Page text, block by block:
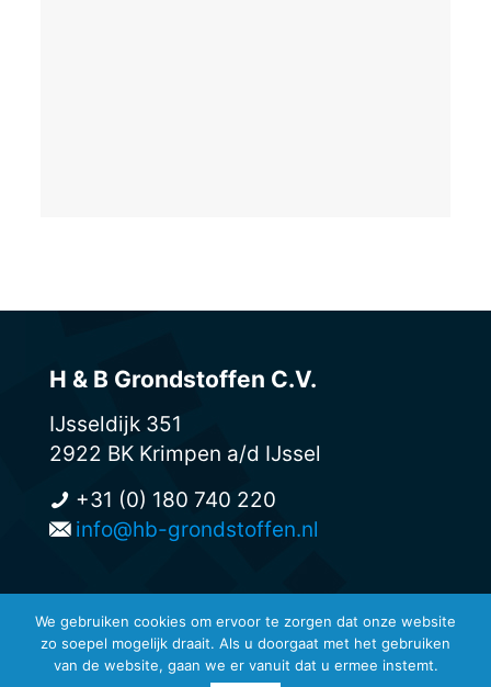
H & B Grondstoffen C.V.
IJsseldijk 351
2922 BK Krimpen a/d IJssel
+31 (0) 180 740 220
info@hb-grondstoffen.nl
© H & B Grondstoffen -
Privacyreglement en disclaimers-
We gebruiken cookies om ervoor te zorgen dat onze website
zo soepel mogelijk draait. Als u doorgaat met het gebruiken
van de website, gaan we er vanuit dat u ermee instemt.